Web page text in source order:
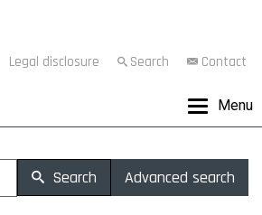
Legal disclosure Search Contact
Menu
Search Advanced search